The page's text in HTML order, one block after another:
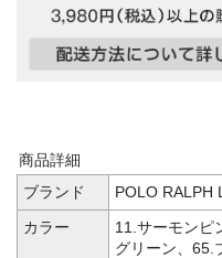
商品詳細
ブランド
POLO RALPH
カラー
11.サーモンピ
グリーン、65.